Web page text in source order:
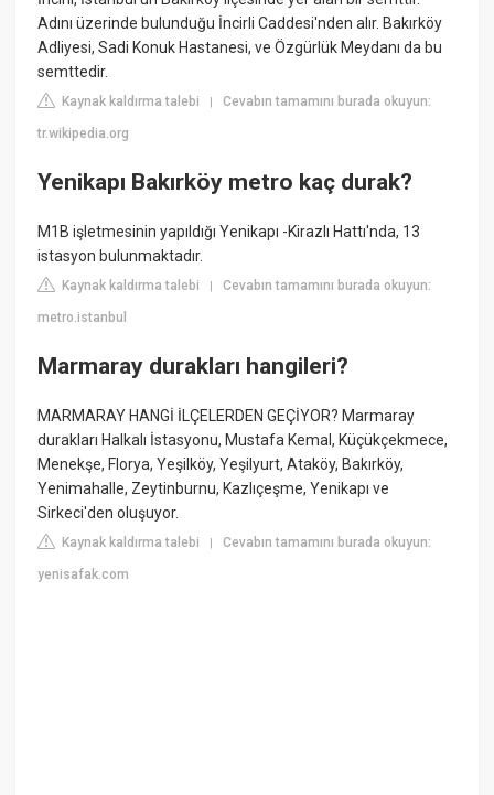
Adını üzerinde bulunduğu İncirli Caddesi'nden alır. Bakırköy
Adliyesi, Sadi Konuk Hastanesi, ve Özgürlük Meydanı da bu
semttedir.
Kaynak kaldırma talebi |Cevabın tamamını burada okuyun:
tr.wikipedia.org
Yenikapı Bakırköy metro kaç durak?
M1B işletmesinin yapıldığı Yenikapı -Kirazlı Hattı'nda, 13
istasyon bulunmaktadır.
Kaynak kaldırma talebi |Cevabın tamamını burada okuyun:
metro.istanbul
Marmaray durakları hangileri?
MARMARAY HANGİ İLÇELERDEN GEÇİYOR? Marmaray
durakları Halkalı İstasyonu, Mustafa Kemal, Küçükçekmece,
Menekşe, Florya, Yeşilköy, Yeşilyurt, Ataköy, Bakırköy,
Yenimahalle, Zeytinburnu, Kazlıçeşme, Yenikapı ve
Sirkeci'den oluşuyor.
Kaynak kaldırma talebi |Cevabın tamamını burada okuyun:
yenisafak.com